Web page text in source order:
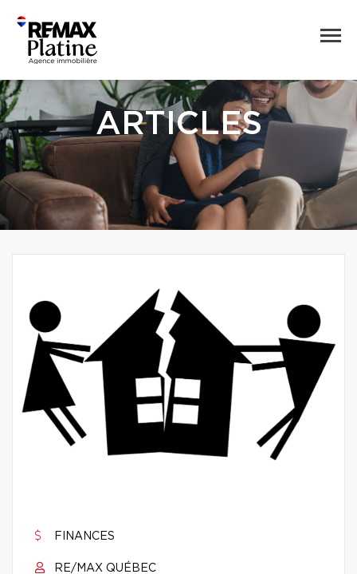
ARTICLES
FINANCES
RE/MAX QUÉBEC